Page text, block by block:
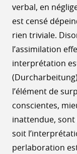
verbal, en
est censé
rien triviale.
l’assimilation
interprétation
l’élément de
conscientes,
inattendue, sont
soit
perlaboration est